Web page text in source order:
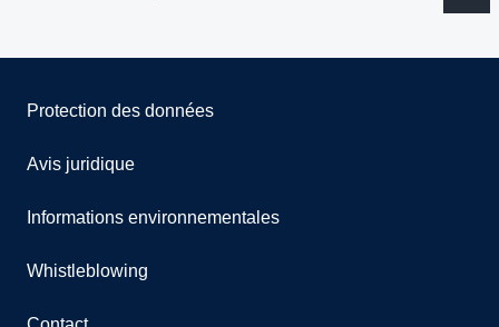
Protection des données
Avis juridique
Informations environnementales
Whistleblowing